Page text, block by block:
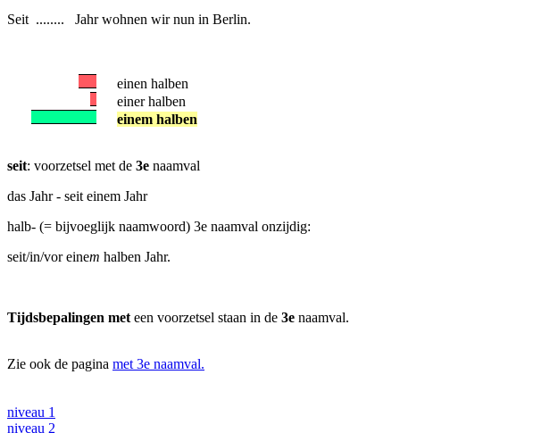
Seit ........ Jahr wohnen wir nun in Berlin.
einen halben
einer halben
einem halben
seit: voorzetsel met de 3e naamval
das Jahr - seit einem Jahr
halb- (= bijvoeglijk naamwoord) 3e naamval onzijdig:
seit/in/vor einem halben Jahr.
Tijdsbepalingen met een voorzetsel staan in de 3e naamval.
Zie ook de pagina met 3e naamval.
niveau 1
niveau 2